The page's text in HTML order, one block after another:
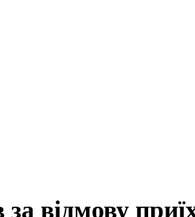
відмову